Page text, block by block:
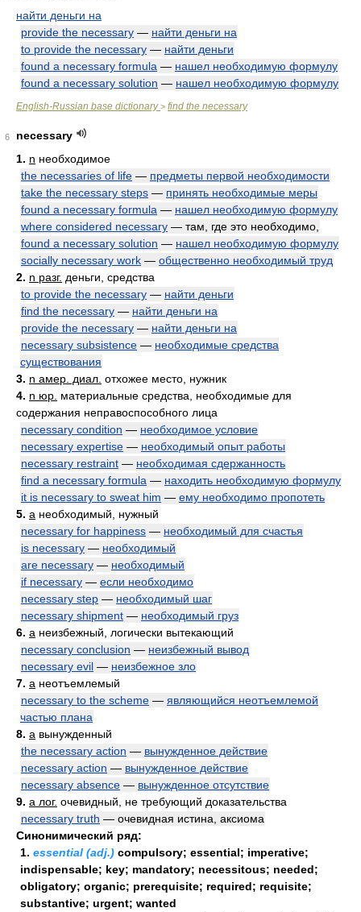
найти деньги на
provide the necessary — найти деньги на
to provide the necessary — найти деньги
found a necessary formula — нашел необходимую формулу
found a necessary solution — нашел необходимую формулу
English-Russian base dictionary> find the necessary
6
necessary
1. n необходимое
the necessaries of life — предметы первой необходимости
take the necessary steps — принять необходимые меры
found a necessary formula — нашел необходимую формулу
where considered necessary — там, где это необходимо,
found a necessary solution — нашел необходимую формулу
socially necessary work — общественно необходимый труд
2. n разг. деньги, средства
to provide the necessary — найти деньги
find the necessary — найти деньги на
provide the necessary — найти деньги на
necessary subsistence — необходимые средства
существования
3. n амер. диал. отхожее место, нужник
4. n юр. материальные средства, необходимые для
содержания неправоспособного лица
necessary condition — необходимое условие
necessary expertise — необходимый опыт работы
necessary restraint — необходимая сдержанность
find a necessary formula — находить необходимую формулу
it is necessary to sweat him — ему необходимо пропотеть
5. a необходимый, нужный
necessary for happiness — необходимый для счастья
is necessary — необходимый
are necessary — необходимый
if necessary — если необходимо
necessary step — необходимый шаг
necessary shipment — необходимый груз
6. a неизбежный, логически вытекающий
necessary conclusion — неизбежный вывод
necessary evil — неизбежное зло
7. a неотъемлемый
necessary to the scheme — являющийся неотъемлемой
частью плана
8. a вынужденный
the necessary action — вынужденное действие
necessary action — вынужденное действие
necessary absence — вынужденное отсутствие
9. a лог. очевидный, не требующий доказательства
necessary truth — очевидная истина, аксиома
Синонимический ряд:
1. essential (adj.) compulsory; essential; imperative;
indispensable; key; mandatory; necessitous; needed;
obligatory; organic; prerequisite; required; requisite;
substantive; urgent; wanted